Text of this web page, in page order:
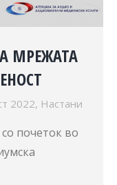
МРЕЖАТА
2022, Настани
почеток во